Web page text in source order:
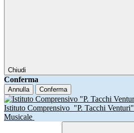
Chiudi
Conferma
Annulla Conferma
Istituto Comprensivo "P. Tacchi Venturi"
Musicale